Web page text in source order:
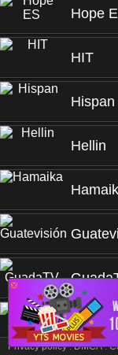
Hope
HIT
Hispan
Hellin
Grupo
❎
Privacy policy.DMCA.